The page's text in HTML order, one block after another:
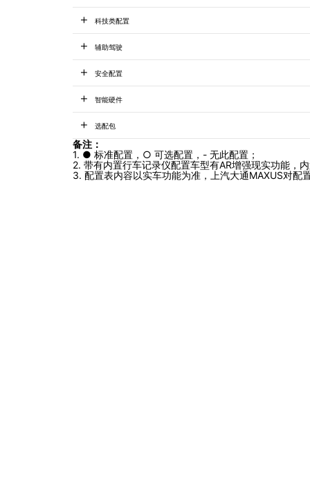
科技类配置
辅助驾驶
安全配置
智能硬件
选配包
备注：
1. ● 标准配置，○ 可选配置，- 无此配置；
2. 带有内置行车记录仪配置车型有AR增强现实功能，
3. 配置表内容以实车功能为准，上汽大通MAXUS对配